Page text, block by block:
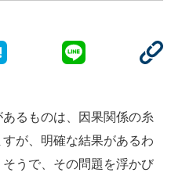
るものは、因果関係の糸
が、明確な結果があるわ
うで、その問題を浮かび